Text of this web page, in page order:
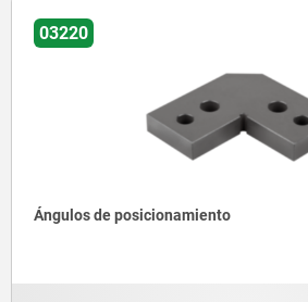
03220
Ángulos de posicionamiento